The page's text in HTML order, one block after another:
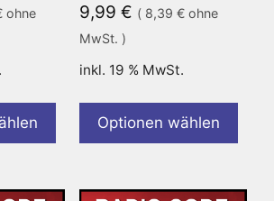
ohne
9,99 € ( 8,39 €ohne
MwSt. )
inkl. 19 % MwSt.
Optionen wählen